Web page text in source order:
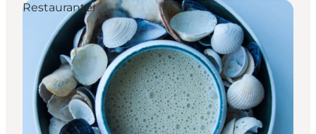
Feriesteder
Inspiration
Handicapvenlig ferie
Events
Overnatning
Restauranter